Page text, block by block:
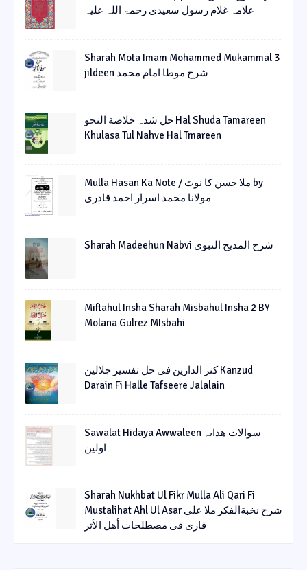
علامہ غلام رسول سعیدی رحمۃ اللہ علیہ
Sharah Mota Imam Mohammed Mukammal 3
jildeen شرح موطا امام محمد
حل شدہ خلاصة النحو Hal Shuda Tamareen
Khulasa Tul Nahve Hal Tmareen
Mulla Hasan Ka Note / ملا حسن کا نوٹ by
مولانا محمد اسرار احمد قادری
Sharah Madeehun Nabvi شرح المدیح النبوی
Miftahul Insha Sharah Misbahul Insha 2 BY
Molana Gulrez MIsbahi
کنز الدارین فی حل تفسیر جلالین Kanzud
Darain Fi Halle Tafseere Jalalain
Sawalat Hidaya Awwaleen سوالات ھدایہ
اولین
Sharah Nukhbat Ul Fikr Mulla Ali Qari Fi
Mustalihat Ahl Ul Asar شرح نخبةالفکر ملا علی
قاری فی مصطلحات أھل الأثر